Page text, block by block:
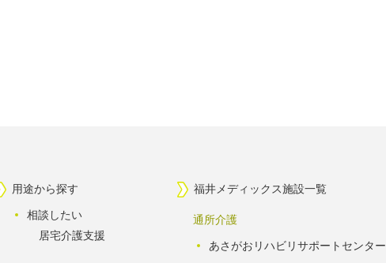
用途から探す
相談したい
居宅介護支援
福井メディックス施設一覧
通所介護
あさがおリハビリサポートセンター